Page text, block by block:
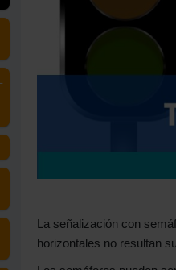
La señalización con
horizontales no resultan